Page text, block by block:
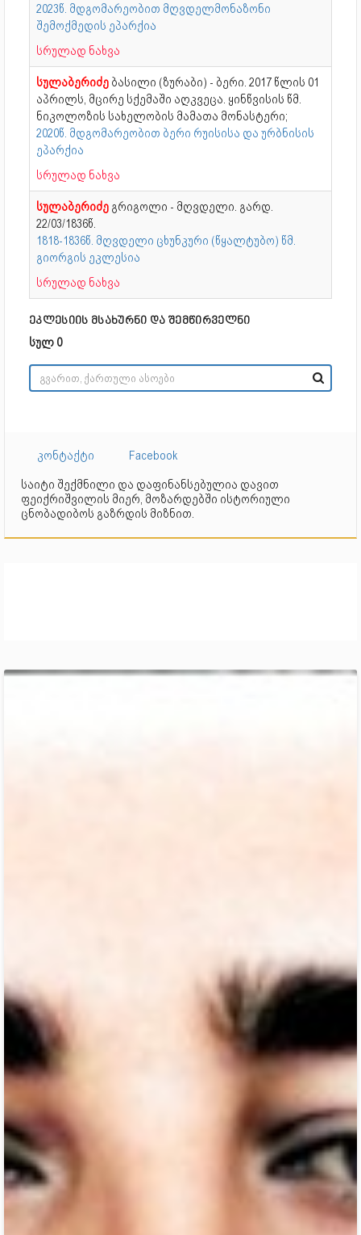
2023წ. მდგომარეობით მღვდელმონაზონი
შემოქმედის ეპარქია
სრულად ნახვა
სულაბერიძე ბასილი (ზურაბი) - ბერი. 2017 წლის 01
აპრილს, მცირე სქემაში აღკვეცა. ყინწვისის წმ.
ნიკოლოზის სახელობის მამათა მონასტერი;
2020წ. მდგომარეობით ბერი რუისისა და ურბნისის
ეპარქია
სრულად ნახვა
სულაბერიძე გრიგოლი - მღვდელი. გარდ.
22/03/1836წ.
1818-1836წ. მღვდელი ცხუნკური (წყალტუბო) წმ.
გიორგის ეკლესია
სრულად ნახვა
ეკლესიის მსახურნი და შემწირველნი
სულ 0
კონტაქტი
Facebook
საიტი შექმნილი და დაფინანსებულია დავით
ფეიქრიშვილის მიერ, მოზარდებში ისტორიული
ცნობადიბოს გაზრდის მიზნით.